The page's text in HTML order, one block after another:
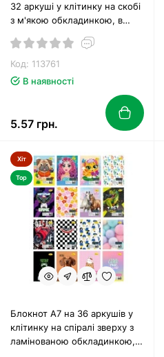
32 аркуші у клітинку на скобі
з м'якою обкладинкою, в
Код: 113761
В наявності
5.57 грн.
Хіт
Top
Блокнот А7 на 36 аркушів у
клітинку на спіралі зверху з
ламінованою обкладинкою, в